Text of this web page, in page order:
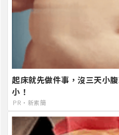
起床就先做件事，沒三天小
小！
PR・新素簡